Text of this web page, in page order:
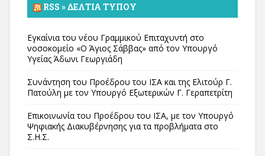
RSS » ΔΕΛΤΊΑ ΤΎΠΟΥ
Εγκαίνια του νέου Γραμμικού Επιταχυντή στο
νοσοκομείο «Ο Άγιος Σάββας» από τον Υπουργό
Υγείας Άδωνι Γεωργιάδη
Συνάντηση του Προέδρου του ΙΣΑ και της Ελιτούρ Γ.
Πατούλη με τον Υπουργό Εξωτερικών Γ. Γεραπετρίτη
Επικοινωνία του Προέδρου του ΙΣΑ, με τον Υπουργό
Ψηφιακής Διακυβέρνησης για τα προβλήματα στο
Σ.Η.Σ.